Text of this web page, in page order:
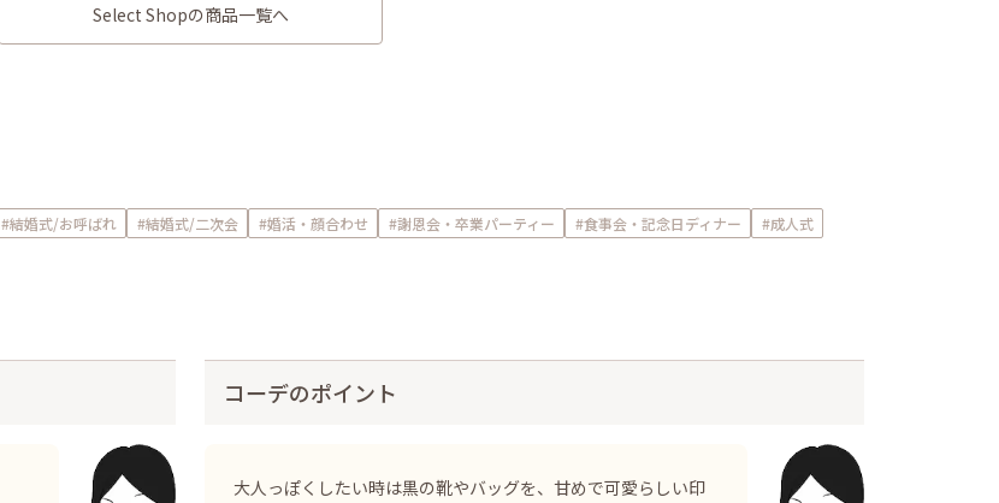
Select Shopの商品一覧へ
#結婚式/お呼ばれ #結婚式/二次会 #婚活・顔合わせ #謝恩会・卒業パーティー #食事会・記念日ディナー
#成人式
コーデのポイント
大人っぽくしたい時は黒の靴やバッグを、甘めで可愛らしい印